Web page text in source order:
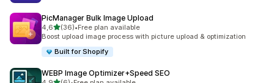
PicManager Bulk Image Upload
4,6na 5 gwiazdek
(36)
Łączna liczba recenzji: 36
•Free plan available
Boost upload image process with picture upload & optimization
Built for Shopify
WEBP Image Optimizer+Speed SEO